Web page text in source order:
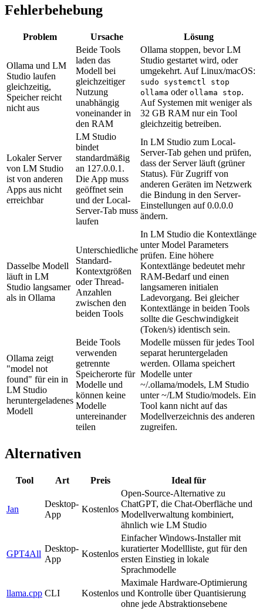
Fehlerbehebung
Problem Ursache Lösung
Ollama und LM
Studio laufen
gleichzeitig,
Speicher reicht
nicht aus
Beide Tools
laden das
Modell bei
gleichzeitiger
Nutzung
unabhängig
voneinander in
den RAM
Ollama stoppen, bevor LM
Studio gestartet wird, oder
umgekehrt. Auf Linux/macOS:
sudo systemctl stop
ollama oder ollama stop.
Auf Systemen mit weniger als
32 GB RAM nur ein Tool
gleichzeitig betreiben.
Lokaler Server
von LM Studio
ist von anderen
Apps aus nicht
erreichbar
LM Studio
bindet
standardmäßig
an 127.0.0.1.
Die App muss
geöffnet sein
und der Local-
Server-Tab muss
laufen
In LM Studio zum Local-
Server-Tab gehen und prüfen,
dass der Server läuft (grüner
Status). Für Zugriff von
anderen Geräten im Netzwerk
die Bindung in den Server-
Einstellungen auf 0.0.0.0
ändern.
Dasselbe Modell
läuft in LM
Studio langsamer
als in Ollama
Unterschiedliche
Standard-
Kontextgrößen
oder Thread-
Anzahlen
zwischen den
beiden Tools
In LM Studio die Kontextlänge
unter Model Parameters
prüfen. Eine höhere
Kontextlänge bedeutet mehr
RAM-Bedarf und einen
langsameren initialen
Ladevorgang. Bei gleicher
Kontextlänge in beiden Tools
sollte die Geschwindigkeit
(Token/s) identisch sein.
Ollama zeigt
"model not
found" für ein in
LM Studio
heruntergeladenes
Modell
Beide Tools
verwenden
getrennte
Speicherorte für
Modelle und
können keine
Modelle
untereinander
teilen
Modelle müssen für jedes Tool
separat heruntergeladen
werden. Ollama speichert
Modelle unter
~/.ollama/models, LM Studio
unter ~/LM Studio/models. Ein
Tool kann nicht auf das
Modellverzeichnis des anderen
zugreifen.
Alternativen
Tool Art Preis Ideal für
Jan
Desktop-
App
Kostenlos
Open-Source-Alternative zu
ChatGPT, die Chat-Oberfläche und
Modellverwaltung kombiniert,
ähnlich wie LM Studio
GPT4All
Desktop-
App
Kostenlos
Einfacher Windows-Installer mit
kuratierter Modellliste, gut für den
ersten Einstieg in lokale
Sprachmodelle
llama.cpp CLI Kostenlos
Maximale Hardware-Optimierung
und Kontrolle über Quantisierung
ohne jede Abstraktionsebene